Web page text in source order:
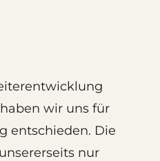
wir uns für
entschieden. Die
nur